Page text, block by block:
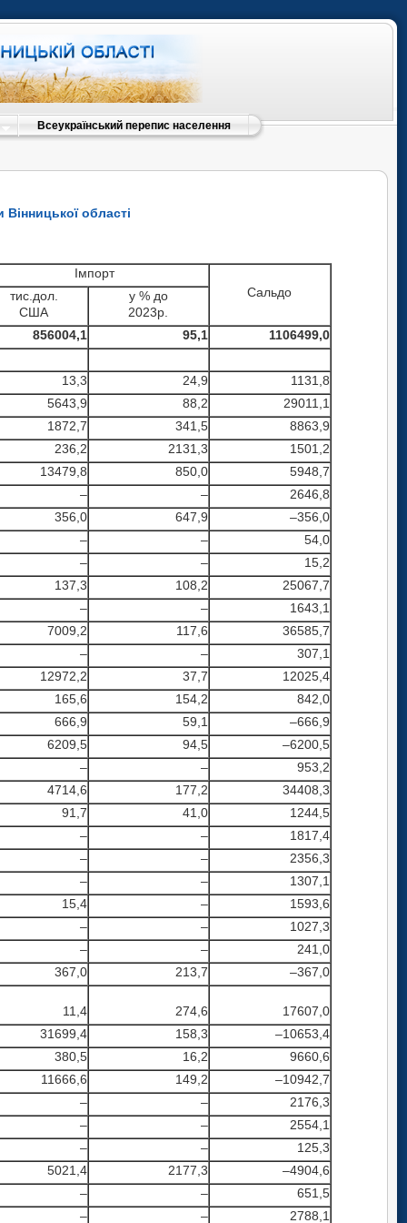
Всеукраїнський перепис населення
Вінницької області
Імпорт
Сальдо
тис.дол.
США
у % до
2023р.
856004,1
95,1 1106499,0
13,3 24,9
1131,8
5643,9
88,2
29011,1
1872,7
341,5
8863,9
236,2
2131,3
1501,2
13479,8
850,0
5948,7
–
–
2646,8
356,0
647,9
–356,0
–
–
54,0
–
–
15,2
137,3
108,2
25067,7
–
–
1643,1
7009,2
117,6
36585,7
–
–
307,1
12972,2
37,7
12025,4
165,6
154,2
842,0
666,9
59,1
–666,9
6209,5
94,5
–6200,5
–
–
953,2
4714,6
177,2
34408,3
91,7
41,0
1244,5
–
–
1817,4
–
–
2356,3
–
–
1307,1
15,4
–
1593,6
–
–
1027,3
–
–
241,0
367,0
213,7 –367,0
11,4 274,6
17607,0
31699,4
158,3
–10653,4
380,5
16,2
9660,6
11666,6
149,2
–10942,7
–
–
2176,3
–
–
2554,1
–
–
125,3
5021,4
2177,3
–4904,6
–
–
651,5
–
– 2788,1